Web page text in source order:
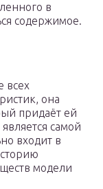
в
содержимое.
всех
она
придаёт ей
самой
входит в
модели